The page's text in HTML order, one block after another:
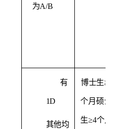
为A/B
有
1D
其他均
博士生≥
个月硕士
生≥4个月